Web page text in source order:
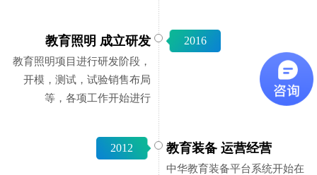
2016
教育照明 成立研发
教育照明项目进行研发阶段，
开模，测试，试验销售布局
等，各项工作开始进行
2012 教育装备 运营经营
中华教育装备平台系统开始在